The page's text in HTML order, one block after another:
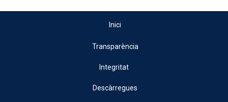
Inici
Transparència
Integritat
Descàrregues